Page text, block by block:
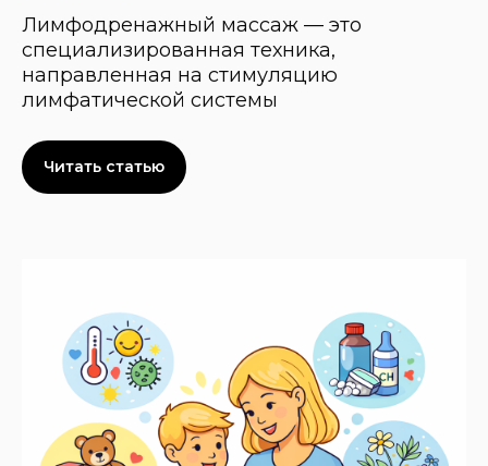
Лимфодренажный массаж — это
специализированная техника,
направленная на стимуляцию
лимфатической системы
Читать статью